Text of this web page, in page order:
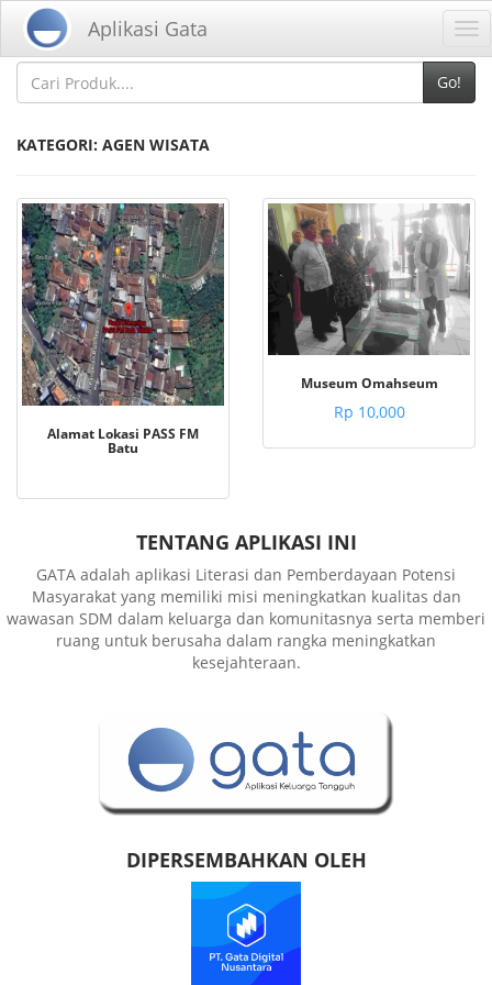
Aplikasi Gata
Home Kategori
Go!
KATEGORI: AGEN WISATA
Alamat Lokasi PASS FM
Batu
Museum Omahseum
Rp 10,000
TENTANG APLIKASI INI
GATA adalah aplikasi Literasi dan Pemberdayaan Potensi
Masyarakat yang memiliki misi meningkatkan kualitas dan
wawasan SDM dalam keluarga dan komunitasnya serta memberi
ruang untuk berusaha dalam rangka meningkatkan
kesejahteraan.
DIPERSEMBAHKAN OLEH